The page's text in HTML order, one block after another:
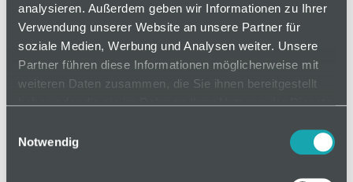
analysieren. Außerdem geben wir Informationen zu Ihrer
Verwendung unserer Website an unsere Partner für
soziale Medien, Werbung und Analysen weiter. Unsere
Partner führen diese Informationen möglicherweise mit
weiteren Daten zusammen, die Sie ihnen bereitgestellt
haben oder die sie im Rahmen Ihrer Nutzung der Dienste
Notwendig
auf Anfrage
Mindestbestellmenge: 1